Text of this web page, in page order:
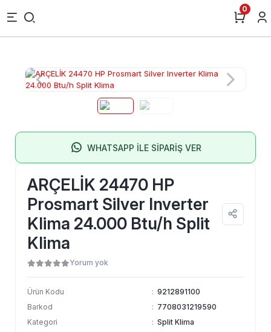
0
WHATSAPP İLE SİPARİŞ VER
ARÇELİK 24470 HP
Prosmart Silver Inverter
Klima 24.000 Btu/h Split
Klima
Yorum yok
Ürün Kodu : 9212891100
Barkod
: 7708031219590
Kategori
: Split Klima